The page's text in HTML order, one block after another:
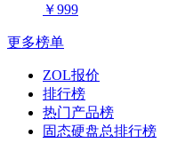
￥999
更多榜单
ZOL报价
排行榜
热门产品榜
固态硬盘总排行榜